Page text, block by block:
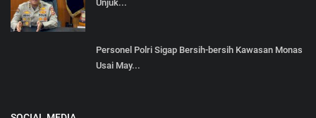
Unjuk...
Personel Polri Sigap Bersih-bersih Kawasan Monas
Usai May...